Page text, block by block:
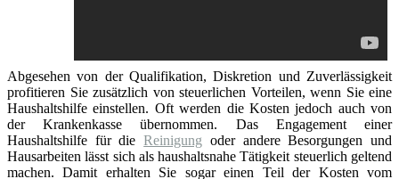
Abgesehen von der Qualifikation, Diskretion und Zuverlässigkeit
profitieren Sie zusätzlich von steuerlichen Vorteilen, wenn Sie eine
Haushaltshilfe einstellen. Oft werden die Kosten jedoch auch von
der Krankenkasse übernommen. Das Engagement einer
Haushaltshilfe für dieReinigung oder andere Besorgungen und
Hausarbeiten lässt sich als haushaltsnahe Tätigkeit steuerlich geltend
machen. Damit erhalten Sie sogar einen Teil der Kosten vom